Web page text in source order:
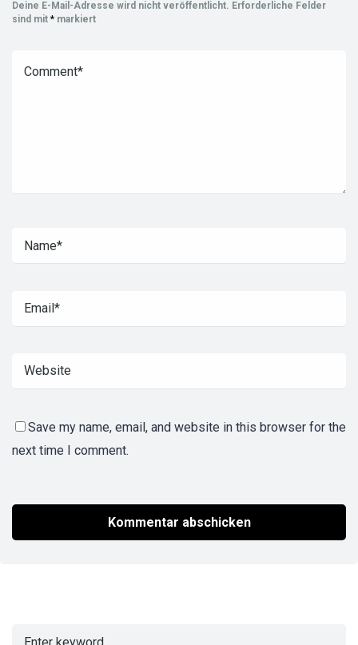
Deine E-Mail-Adresse wird nicht veröffentlicht. Erforderliche Felder
sind mit * markiert
Save my name, email, and website in this browser for the
next time I comment.